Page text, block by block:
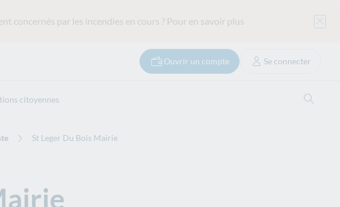
concernés par les incendies en cours ? Pour en savoir plus
Ouvrir un compte Se connecter
citoyennes
St Leger Du Bois Mairie